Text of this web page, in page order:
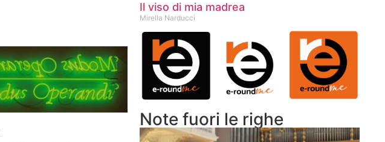
Il viso di mia madrea
Mirella Narducci
Note fuori le righe